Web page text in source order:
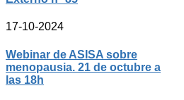
17-10-2024
Webinar de ASISA sobre
menopausia. 21 de octubre a
las 18h